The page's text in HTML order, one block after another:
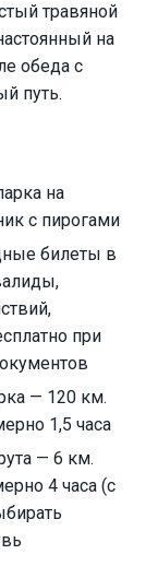
травяной
на
обеда с
путь.
на
с пирогами
билеты в
при
— 120 км.
1,5 часа
— 6 км.
4 часа (с